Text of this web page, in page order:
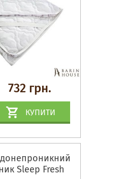
732 грн.
КУПИТИ
Sleep Fresh